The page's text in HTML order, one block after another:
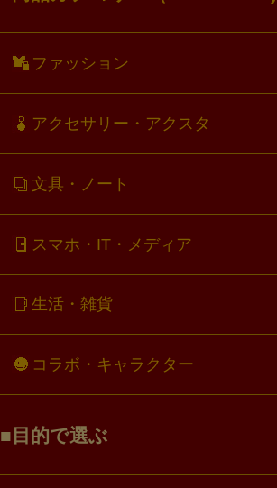
ファッション
アクセサリー・アクスタ
文具・ノート
スマホ・IT・メディア
生活・雑貨
コラボ・キャラクター
目的で選ぶ